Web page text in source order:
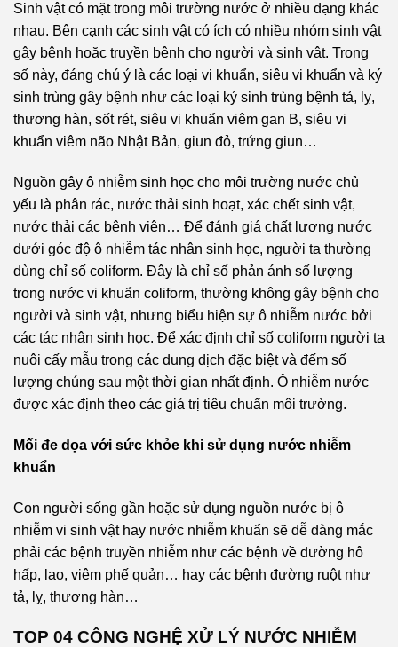
Sinh vật có mặt trong môi trường nước ở nhiều dạng khác
nhau. Bên cạnh các sinh vật có ích có nhiều nhóm sinh vật
gây bệnh hoặc truyền bệnh cho người và sinh vật. Trong
số này, đáng chú ý là các loại vi khuẩn, siêu vi khuẩn và ký
sinh trùng gây bệnh như các loại ký sinh trùng bệnh tả, lỵ,
thương hàn, sốt rét, siêu vi khuẩn viêm gan B, siêu vi
khuẩn viêm não Nhật Bản, giun đỏ, trứng giun…
Nguồn gây ô nhiễm sinh học cho môi trường nước chủ
yếu là phân rác, nước thải sinh hoạt, xác chết sinh vật,
nước thải các bệnh viện… Ðể đánh giá chất lượng nước
dưới góc độ ô nhiễm tác nhân sinh học, người ta thường
dùng chỉ số coliform. Ðây là chỉ số phản ánh số lượng
trong nước vi khuẩn coliform, thường không gây bệnh cho
người và sinh vật, nhưng biểu hiện sự ô nhiễm nước bởi
các tác nhân sinh học. Ðể xác định chỉ số coliform người ta
nuôi cấy mẫu trong các dung dịch đặc biệt và đếm số
lượng chúng sau một thời gian nhất định. Ô nhiễm nước
được xác định theo các giá trị tiêu chuẩn môi trường.
Mối đe dọa với sức khỏe khi sử dụng nước nhiễm
khuẩn
Con người sống gần hoặc sử dụng nguồn nước bị ô
nhiễm vi sinh vật hay nước nhiễm khuẩn sẽ dễ dàng mắc
phải các bệnh truyền nhiễm như các bệnh về đường hô
hấp, lao, viêm phế quản… hay các bệnh đường ruột như
tả, lỵ, thương hàn…
TOP 04 CÔNG NGHỆ XỬ LÝ NƯỚC NHIỄM